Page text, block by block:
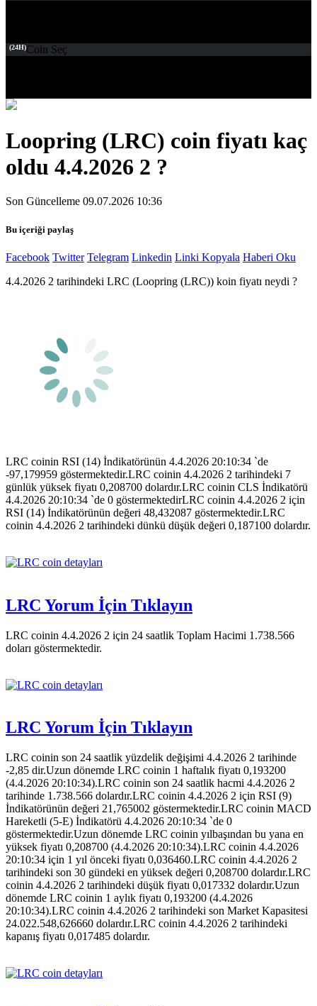
(24H)Coin Seç
Loopring (LRC) coin fiyatı kaç
oldu 4.4.2026 2 ?
Son Güncelleme 09.07.2026 10:36
Bu içeriği paylaş
Facebook Twitter Telegram Linkedin Linki Kopyala Haberi Oku
4.4.2026 2 tarihindeki LRC (Loopring (LRC)) koin fiyatı neydi ?
LRC coinin RSI (14) İndikatörünün 4.4.2026 20:10:34 `de
-97,179959 göstermektedir.LRC coinin 4.4.2026 2 tarihindeki 7
günlük yüksek fiyatı 0,208700 dolardır.LRC coinin CLS İndikatörü
4.4.2026 20:10:34 `de 0 göstermektedirLRC coinin 4.4.2026 2 için
RSI (14) İndikatörünün değeri 48,432087 göstermektedir.LRC
coinin 4.4.2026 2 tarihindeki dünkü düşük değeri 0,187100 dolardır.
LRC Yorum İçin Tıklayın
LRC coinin 4.4.2026 2 için 24 saatlik Toplam Hacimi 1.738.566
doları göstermektedir.
LRC Yorum İçin Tıklayın
LRC coinin son 24 saatlik yüzdelik değişimi 4.4.2026 2 tarihinde
-2,85 dir.Uzun dönemde LRC coinin 1 haftalık fiyatı 0,193200
(4.4.2026 20:10:34).LRC coinin son 24 saatlik hacmi 4.4.2026 2
tarihinde 1.738.566 dolardır.LRC coinin 4.4.2026 2 için RSI (9)
İndikatörünün değeri 21,765002 göstermektedir.LRC coinin MACD
Hareketli (5-E) İndikatörü 4.4.2026 20:10:34 `de 0
göstermektedir.Uzun dönemde LRC coinin yılbaşından bu yana en
yüksek fiyatı 0,208700 (4.4.2026 20:10:34).LRC coinin 4.4.2026
20:10:34 için 1 yıl önceki fiyatı 0,036460.LRC coinin 4.4.2026 2
tarihindeki son 30 gündeki en yüksek değeri 0,208700 dolardır.LRC
coinin 4.4.2026 2 tarihindeki düşük fiyatı 0,017332 dolardır.Uzun
dönemde LRC coinin 1 aylık fiyatı 0,193200 (4.4.2026
20:10:34).LRC coinin 4.4.2026 2 tarihindeki son Market Kapasitesi
24.022.548,626660 dolardır.LRC coinin 4.4.2026 2 tarihindeki
kapanış fiyatı 0,017485 dolardır.